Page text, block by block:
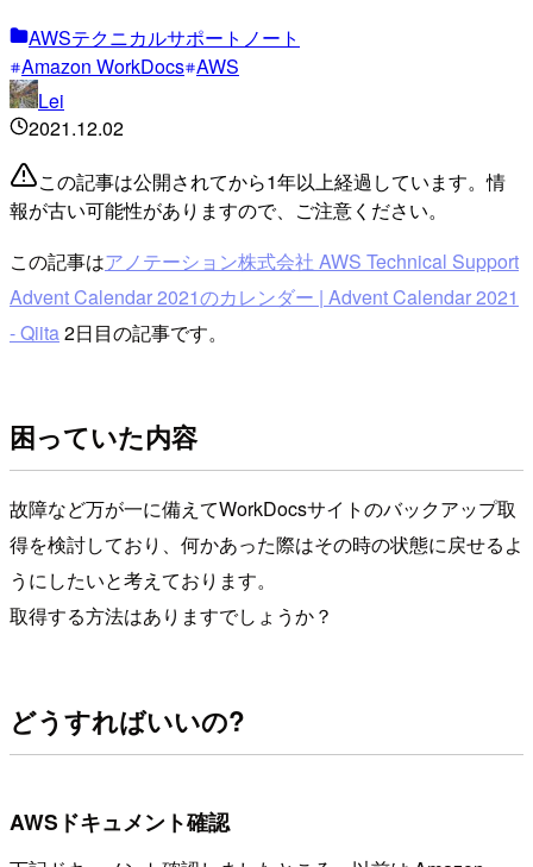
AWSテクニカルサポートノート
Amazon WorkDocs AWS
Lei
2021.12.02
この記事は公開されてから1年以上経過しています。情
報が古い可能性がありますので、ご注意ください。
この記事はアノテーション株式会社 AWS Technical Support
Advent Calendar 2021のカレンダー | Advent Calendar 2021
- Qiita 2日目の記事です。
困っていた内容
故障など万が一に備えてWorkDocsサイトのバックアップ取
得を検討しており、何かあった際はその時の状態に戻せるよ
うにしたいと考えております。
取得する方法はありますでしょうか？
どうすればいいの?
AWSドキュメント確認